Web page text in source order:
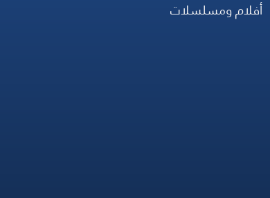
أفلام ومسلسلات